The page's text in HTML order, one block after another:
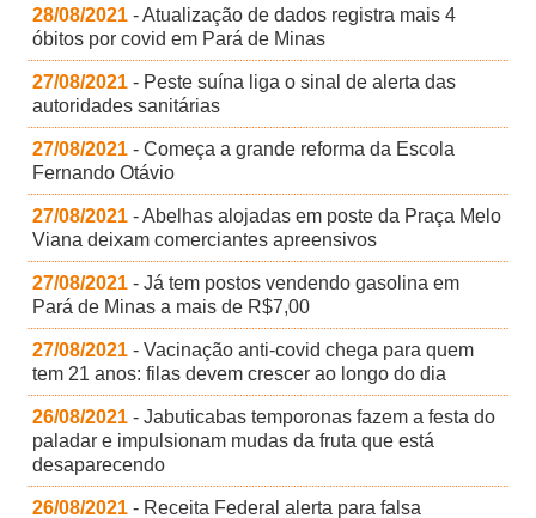
28/08/2021 - Atualização de dados registra mais 4
óbitos por covid em Pará de Minas
27/08/2021 - Peste suína liga o sinal de alerta das
autoridades sanitárias
27/08/2021 - Começa a grande reforma da Escola
Fernando Otávio
27/08/2021 - Abelhas alojadas em poste da Praça Melo
Viana deixam comerciantes apreensivos
27/08/2021 - Já tem postos vendendo gasolina em
Pará de Minas a mais de R$7,00
27/08/2021 - Vacinação anti-covid chega para quem
tem 21 anos: filas devem crescer ao longo do dia
26/08/2021 - Jabuticabas temporonas fazem a festa do
paladar e impulsionam mudas da fruta que está
desaparecendo
26/08/2021 - Receita Federal alerta para falsa